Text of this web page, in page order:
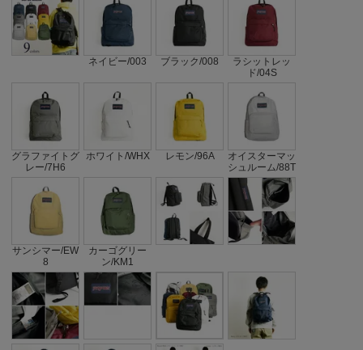
ネイビー/003 ブラック/008
ラシットレッ
ド/04S
グラファイトグ
レー/7H6
ホワイト/WHX レモン/96A
オイスターマッ
シュルーム/88T
サンシマー/EW
8
カーゴグリー
ン/KM1